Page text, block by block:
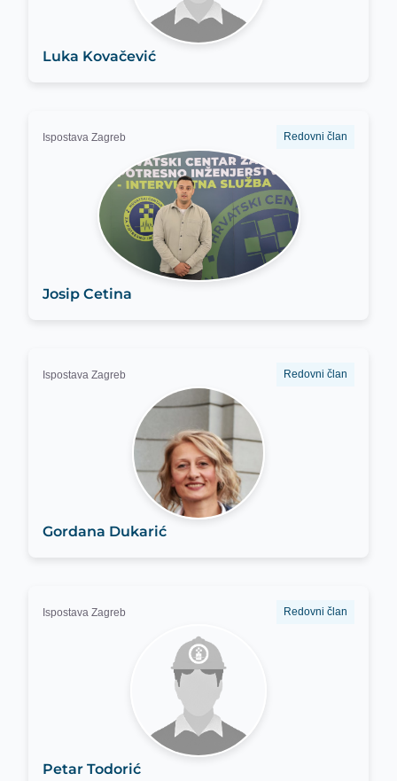
Luka Kovačević
Ispostava Zagreb Redovni član
Josip Cetina
Ispostava Zagreb Redovni član
Gordana Dukarić
Ispostava Zagreb Redovni član
Petar Todorić